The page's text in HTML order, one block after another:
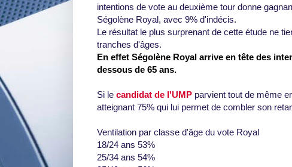
intentions de vote au deuxième tour donne
Ségolène Royal, avec 9% d'indécis.
Le résultat le plus surprenant de cette étude ne
tranches d'âges.
En effet Ségolène Royal arrive en tête des
dessous de 65 ans.
Si le candidat de l'UMP parvient tout de même
atteignant 75% qui lui permet de combler son
Ventilation par classe d'âge du vote Royal
18/24 ans 53%
25/34 ans 54%